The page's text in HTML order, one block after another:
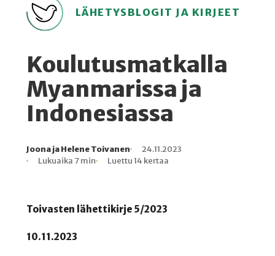
LÄHETYSBLOGIT JA KIRJEET
Koulutusmatkalla
Myanmarissa ja
Indonesiassa
Kirjoittaja
Joona ja Helene Toivanen
Julkaistu
24.11.2023
Lukuaika
Lukuaika 7 min
Lukukertoja Luettu 14 kertaa
Toivasten lähettikirje 5/2023
10.11.2023